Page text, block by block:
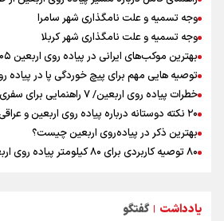
وجه تسمیه و علت نامگذاری شهر سامرا
وجه تسمیه و علت نامگذاری شهر کربلا
بهترین موکب‌های ایرانی در پیاده روی اربعین ۱۴۰۵
توصیه هایی مهم برای پیچ خوردگی پا در پیاده
خطرات پیاده روی اربعین/ ۷ راهنمایی برای سفری ایمن و معنوی
۲۰ نکته دوستانه درباره پیاده روی اربعین و عراقی ها
بهترین ذکر در پیاده‌روی اربعین چیست؟
۸۰ توصیه کاربردی برای ۸۰ کیلومتر پیاده روی اربعین
۸ رفتار غلطی که زائران ایرانی اربعین باید از آنها دوری کنند!
یادداشت | گفتگو